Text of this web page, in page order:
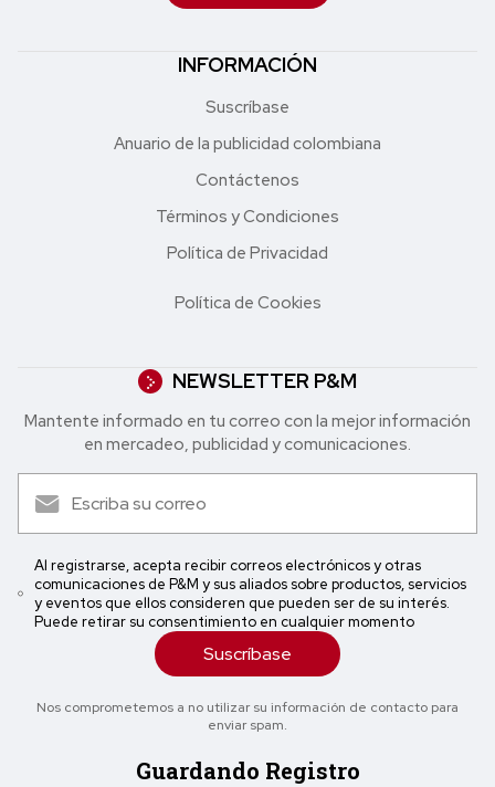
INFORMACIÓN
Suscríbase
Anuario de la publicidad colombiana
Contáctenos
Términos y Condiciones
Política de Privacidad
Política de Cookies
NEWSLETTER P&M
Mantente informado en tu correo con la mejor in formación
en mercadeo, publicidad y comunicaciones.
Al registrarse, acepta recibir correos electrónicos y otras
comunicaciones de P&M y sus aliados sobre productos, servicios
y eventos que ellos consideren que pueden ser de su interés.
Puede retirar su consentimiento en cualquier momento
Suscríbase
Nos comprometemos a no utilizar su información de contacto para
enviar spam.
Guardando Registro